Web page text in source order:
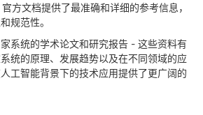
方文档提供了最准确和详细的参考信息，
规范性。
系统的学术论文和研究报告 - 这些资料有
统的原理、发展趋势以及在不同领域的应
工智能背景下的技术应用提供了更广阔的